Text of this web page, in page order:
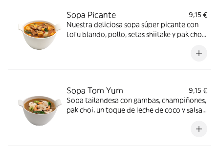
Sopa Picante
9,15 €
Nuestra deliciosa sopa súper picante con
tofu blando, pollo, setas shiitake y pak choi,
Sopa Tom Yum
9,15 €
Sopa tailandesa con gambas, champiñones,
pak choi, un toque de leche de coco y salsa